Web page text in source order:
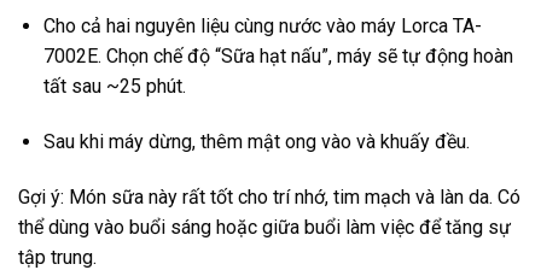
Cho cả hai nguyên liệu cùng nước vào máy Lorca TA-
7002E. Chọn chế độ “Sữa hạt nấu”, máy sẽ tự động hoàn
tất sau ~25 phút.
Sau khi máy dừng, thêm mật ong vào và khuấy đều.
Gợi ý: Món sữa này rất tốt cho trí nhớ, tim mạch và làn da. Có
thể dùng vào buổi sáng hoặc giữa buổi làm việc để tăng sự
tập trung.